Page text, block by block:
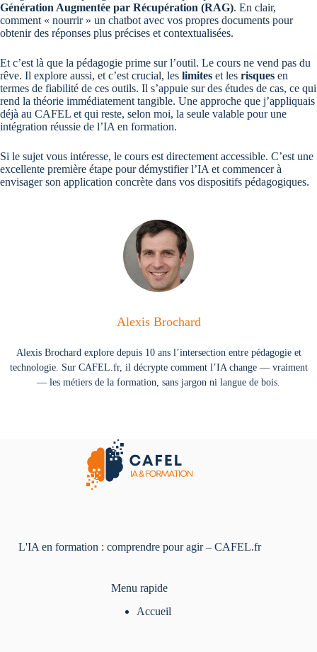
Génération Augmentée par Récupération (RAG). En clair,
comment « nourrir » un chatbot avec vos propres documents pour
obtenir des réponses plus précises et contextualisées.
Et c’est là que la pédagogie prime sur l’outil. Le cours ne vend pas du
rêve. Il explore aussi, et c’est crucial, les limites et les risques en
termes de fiabilité de ces outils. Il s’appuie sur des études de cas, ce qui
rend la théorie immédiatement tangible. Une approche que j’appliquais
déjà au CAFEL et qui reste, selon moi, la seule valable pour une
intégration réussie de l’IA en formation.
Si le sujet vous intéresse, le cours est directement accessible. C’est une
excellente première étape pour démystifier l’IA et commencer à
envisager son application concrète dans vos dispositifs pédagogiques.
Alexis Brochard
Alexis Brochard explore depuis 10 ans l’intersection entre pédagogie et
technologie. Sur CAFEL.fr, il décrypte comment l’IA change — vraiment
— les métiers de la formation, sans jargon ni langue de bois.
L'IA en formation : comprendre pour agir – CAFEL.fr
Menu rapide
Accueil